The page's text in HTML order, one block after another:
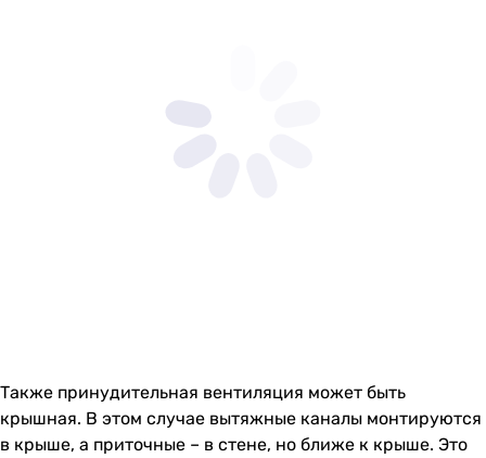
Также принудительная вентиляция может быть
крышная. В этом случае вытяжные каналы монтируются
в крыше, а приточные – в стене, но ближе к крыше. Это